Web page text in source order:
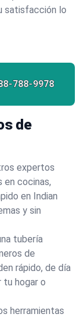
satisfacción lo
788-9978
de
expertos
en cocinas,
en Indian
y sin
tubería
de
rápido, de día
tu hogar o
herramientas